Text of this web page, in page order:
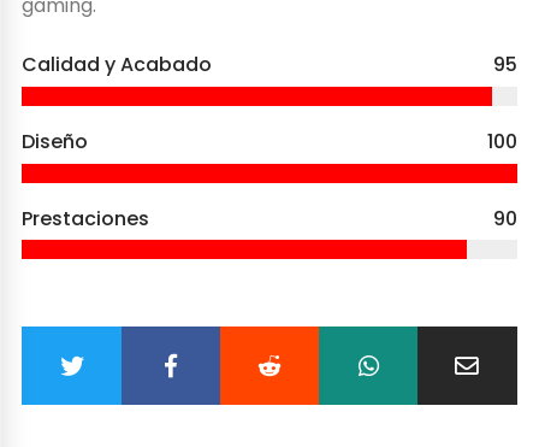
gaming.
Calidad y Acabado 95
Diseño 100
Prestaciones 90